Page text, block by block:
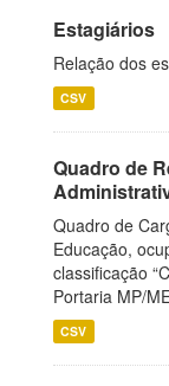
Estagiários
Relação dos
CSV
Quadro de
Quadro de
Educação,
classificação
Portaria MP/
CSV